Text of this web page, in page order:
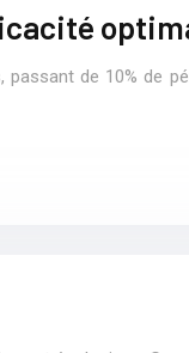
de 10% de